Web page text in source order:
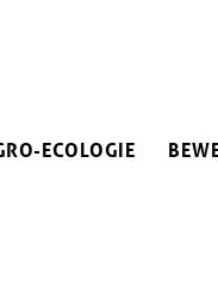
ECOLOGIE